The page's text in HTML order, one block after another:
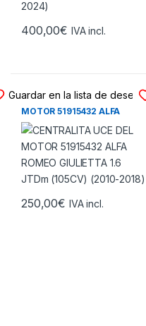
400,00€ IVA incl.
Guardar en la lista de deseos
CENTRALITA UCE DEL
MOTOR 51915432 ALFA
ROMEO GIULIETTA 1.6 JTDm
(105CV) (2010-2018)
250,00€ IVA incl.